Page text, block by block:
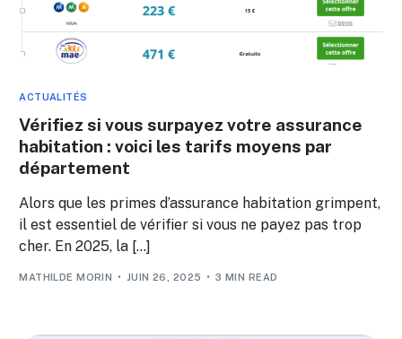
ACTUALITÉS
Vérifiez si vous surpayez votre assurance
habitation : voici les tarifs moyens par
département
Alors que les primes d’assurance habitation grimpent,
il est essentiel de vérifier si vous ne payez pas trop
cher. En 2025, la […]
MATHILDE MORIN JUIN 26, 2025 3 MIN READ